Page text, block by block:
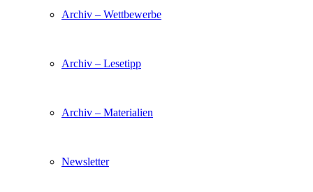
Archiv – Wettbewerbe
Archiv – Lesetipp
Archiv – Materialien
Newsletter